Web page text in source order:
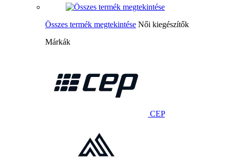
Összes termék megtekintése Női kiegészítők
Márkák
CEP